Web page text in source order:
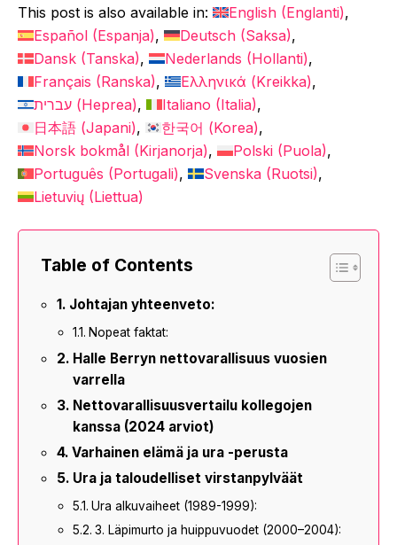
This post is also available in: English (Englanti)
Español (Espanja) Deutsch (Saksa)
Dansk (Tanska) Nederlands (Hollanti)
Français (Ranska) Ελληνικά (Kreikka)
עברית (Heprea) Italiano (Italia)
日本語 (Japani) 한국어 (Korea)
Norsk bokmål (Kirjanorja) Polski (Puola)
Português (Portugali) Svenska (Ruotsi)
Lietuvių (Liettua)
Table of Contents
Johtajan yhteenveto:
Nopeat faktat:
Halle Berryn nettovarallisuus vuosien
varrella
Nettovarallisuusvertailu kollegojen
kanssa (2024 arviot)
Varhainen elämä ja ura -perusta
Ura ja taloudelliset virstanpylväät
Ura alkuvaiheet (1989-1999):
3. Läpimurto ja huippuvuodet (2000–2004):